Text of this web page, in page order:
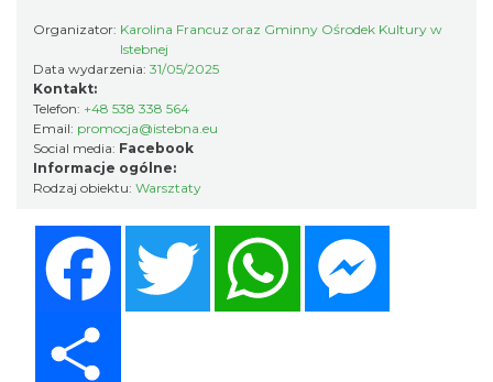
Koniaków
3.80 km
Organizator: Karolina Francuz oraz Gminny Ośrodek Kultury w
Istebnej
Data wydarzenia: 31/05/2025
Kontakt:
Telefon: +48 538 338 564
Email: promocja@istebna.eu
Social media: Facebook
Informacje ogólne:
Rodzaj obiektu: Warsztaty
Twitter WhatsApp